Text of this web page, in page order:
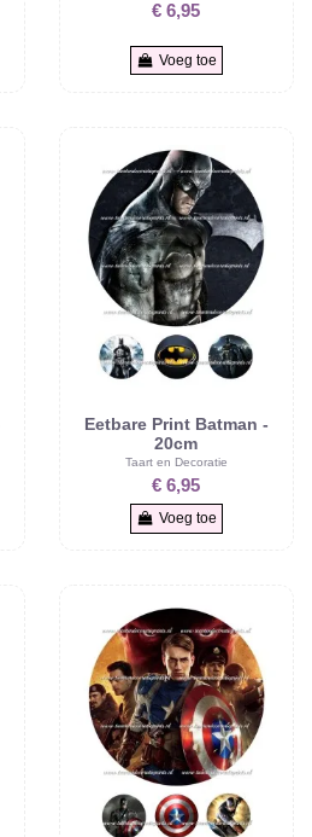
€ 6,95
Voeg toe
Eetbare Print Batman -
20cm
Taart en Decoratie
€ 6,95
Voeg toe